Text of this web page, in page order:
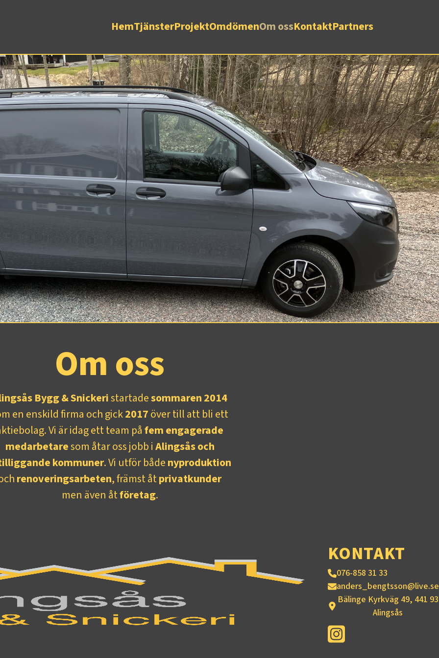
HemTjänsterProjektOmdömenOm ossKontaktPartners
Om oss
Bygg & Snickeristartadesommaren 2014
en enskild firma och gick2017över till att bli ett
Vi är idag ett team påfem engagerade
medarbetaresom åtar oss jobb iAlingsås och
kommuner. Vi utför bådenyproduktion
renoveringsarbeten, främst åtprivatkunder
men även åtföretag.
KONTAKT
076-858 31 33
anders_bengtsson@live.se
Bälinge Kyrkväg 49, 441 93
Alingsås